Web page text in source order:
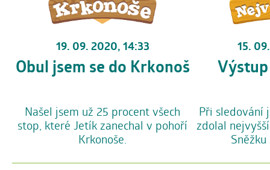
19. 09. 2020, 14:33
Obul jsem se do Krkonoš
Našel jsem už 25 procent všech
stop, které Jetík zanechal v pohoří
Krkonoše.
15.
Při sledování
zdolal